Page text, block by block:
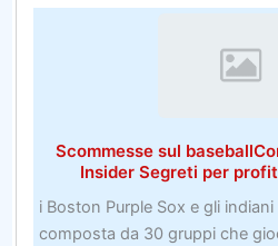
Scommesse sul
Insider Segreti per
i Boston Purple Sox e gli
composta da 30 gruppi che